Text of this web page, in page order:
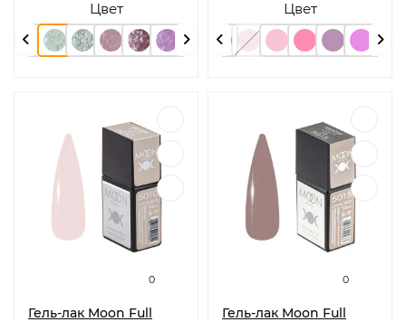
Цвет Цвет
0
Гель-лак Moon Full
0
Гель-лак Moon Full